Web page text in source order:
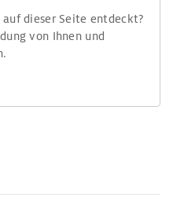
dieser Seite entdeckt?
von Ihnen und